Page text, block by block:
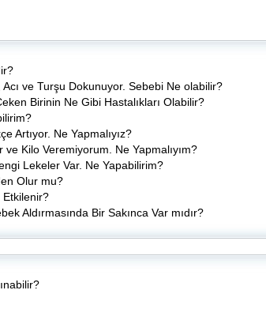
Acı ve Turşu Dokunuyor. Sebebi Ne olabilir?
Birinin Ne Gibi Hastalıkları Olabilir?
Artıyor. Ne Yapmalıyız?
ve Kilo Veremiyorum. Ne Yapmalıyım?
Lekeler Var. Ne Yapabilirim?
Olur mu?
Etkilenir?
Aldırmasında Bir Sakınca Var mıdır?